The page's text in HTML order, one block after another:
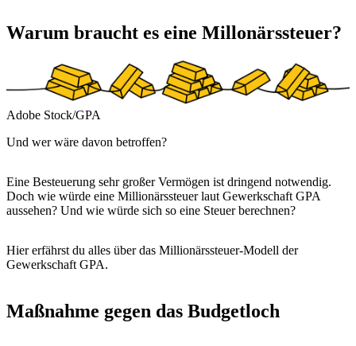
Warum braucht es eine Millonärssteuer?
Adobe Stock/GPA
Und wer wäre davon betroffen?
Eine Besteuerung sehr großer Vermögen ist dringend notwendig.
Doch wie würde eine Millionärssteuer laut Gewerkschaft GPA
aussehen? Und wie würde sich so eine Steuer berechnen?
Hier erfährst du alles über das Millionärssteuer-Modell der
Gewerkschaft GPA.
Maßnahme gegen das Budgetloch